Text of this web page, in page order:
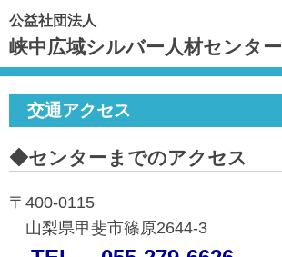
公益社団法人
峡中広域シルバー人材センター
交通アクセス
◆センターまでのアクセス
〒400-0115
山梨県甲斐市篠原2644-3